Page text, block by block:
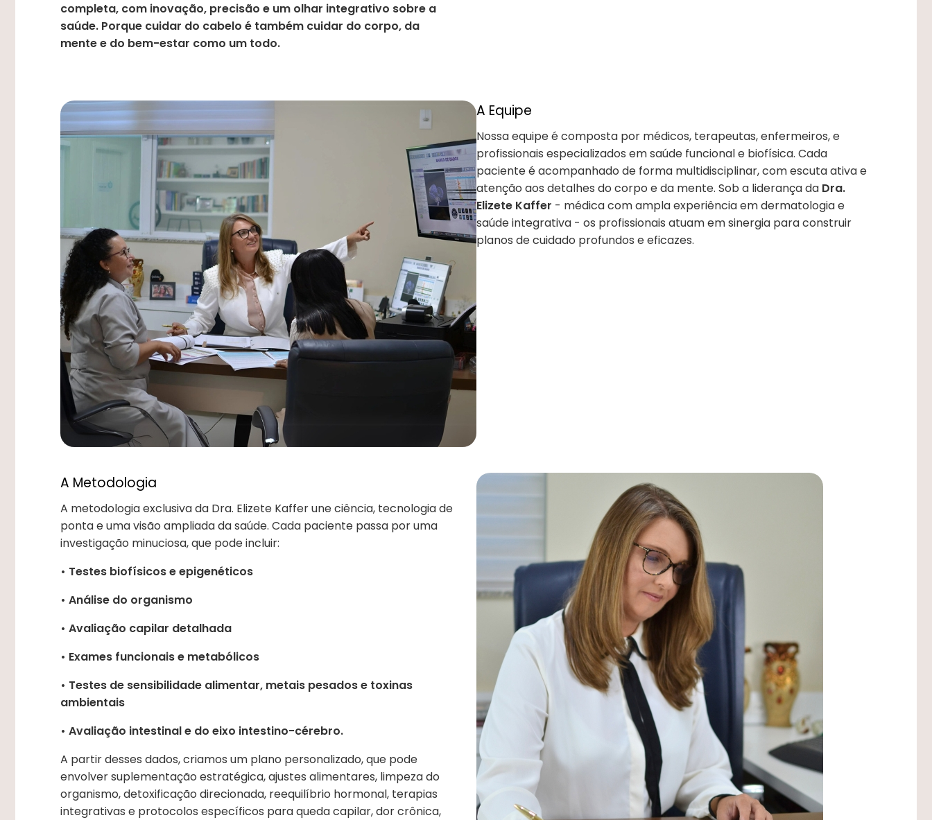
completa, com inovação, precisão e um olhar integrativo sobre a
saúde. Porque cuidar do cabelo é também cuidar do corpo, da
mente e do bem-estar como um todo.
A Equipe
Nossa equipe é composta por médicos, terapeutas, enfermeiros, e
profissionais especializados em saúde funcional e biofísica. Cada
paciente é acompanhado de forma multidisciplinar, com escuta ativa e
atenção aos detalhes do corpo e da mente. Sob a liderança da Dra.
Elizete Kaffer - médica com ampla experiência em dermatologia e
saúde integrativa - os profissionais atuam em sinergia para construir
planos de cuidado profundos e eficazes.
A Metodologia
A metodologia exclusiva da Dra. Elizete Kaffer une ciência, tecnologia de
ponta e uma visão ampliada da saúde. Cada paciente passa por uma
investigação minuciosa, que pode incluir:
• Testes biofísicos e epigenéticos
• Análise do organismo
• Avaliação capilar detalhada
• Exames funcionais e metabólicos
• Testes de sensibilidade alimentar, metais pesados e toxinas
ambientais
• Avaliação intestinal e do eixo intestino-cérebro.
A partir desses dados, criamos um plano personalizado, que pode
envolver suplementação estratégica, ajustes alimentares, limpeza do
organismo, detoxificação direcionada, reequilíbrio hormonal, terapias
integrativas e protocolos específicos para queda capilar, dor crônica,